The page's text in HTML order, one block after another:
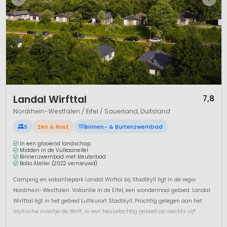
Nordrhein-Westfalen: verrassend veelzijdig!
Belangrijke Links
Wikipedia over Nordrhein-Westfalen
Toerisme in Nordrhein-Westfalen
Portaal voor de Eifel
Landal Wirfttal 7,8
Nordrhein-Westfalen / Eifel / Sauerland, Duitsland
S Zen & Rust Binnen- & Buitenzwembad
In een glooiend landschap
Midden in de Vulkaaneifel
Binnenzwembad met kleuterbad
Bollo Atelier (2022 vernieuwd)
Camping en vakantiepark Landal Wirftal bij Stadtkyll ligt in de regio
Nordrhein-Westfalen. Vakantie in de Eifel, een wondermooi gebied. Landal
Wirfttal ligt in het gebied Luftkurort Stadtkyll. Prachtig gelegen aan het
idyllische riviertje de Wirft, in een heuvelachtig gebied op slechts vijf